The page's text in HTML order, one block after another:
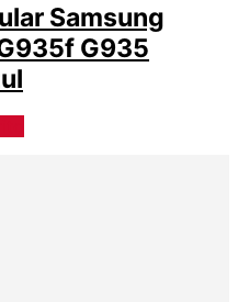
Samsung
G935